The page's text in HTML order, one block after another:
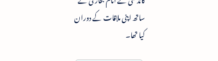
ساتھ اپنی ملاقات کے دوران
کیا تھا۔